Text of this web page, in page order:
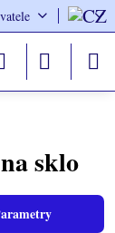
sklo